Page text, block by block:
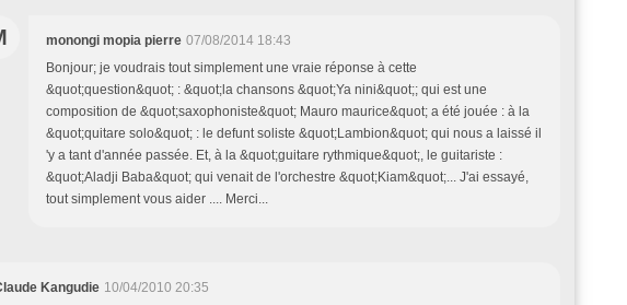
monongi mopia pierre 07/08/2014 18:43
Bonjour; je voudrais tout simplement une vraie réponse à cette
&quot;question&quot; : &quot;la chansons &quot;Ya nini&quot;; qui est une
composition de &quot;saxophoniste&quot; Mauro maurice&quot; a été jouée : à la
&quot;quitare solo&quot; : le defunt soliste &quot;Lambion&quot; qui nous a laissé il
'y a tant d'année passée. Et, à la &quot;guitare rythmique&quot;, le guitariste :
&quot;Aladji Baba&quot; qui venait de l'orchestre &quot;Kiam&quot;... J'ai essayé,
tout simplement vous aider .... Merci...
Kangudie 10/04/2010 20:35